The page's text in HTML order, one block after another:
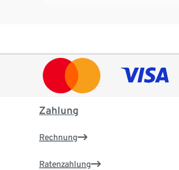
Zahlung
Rechnung
Ratenzahlung